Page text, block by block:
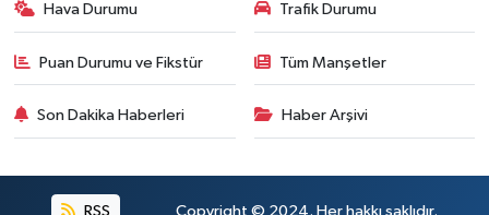
Hava Durumu Trafik Durumu
Puan Durumu ve Fikstür Tüm Manşetler
Son Dakika Haberleri Haber Arşivi
RSS Copyright © 2024. Her hakkı saklıdır.